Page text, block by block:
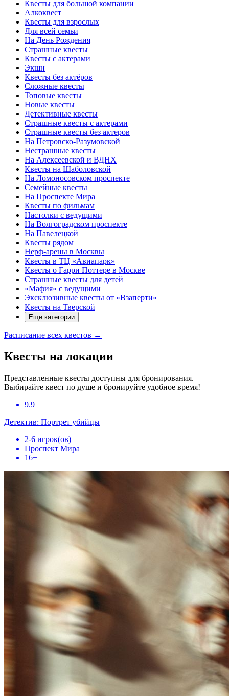
Квесты для большой компании
Алкоквест
Квесты для взрослых
Для всей семьи
На День Рождения
Страшные квесты
Квесты с актерами
Экшн
Квесты без актёров
Сложные квесты
Топовые квесты
Новые квесты
Детективные квесты
Страшные квесты с актерами
Страшные квесты без актеров
На Петровско-Разумовской
Нестрашные квесты
На Алексеевской и ВДНХ
Квесты на Шаболовской
На Ломоносовском проспекте
Семейные квесты
На Проспекте Мира
Квесты по фильмам
Настолки с ведущими
На Волгоградском проспекте
На Павелецкой
Квесты рядом
Нерф-арены в Москвы
Квесты в ТЦ «Авиапарк»
Квесты о Гарри Поттере в Москве
Страшные квесты для детей
«Мафия» с ведущими
Эксклюзивные квесты от «Взаперти»
Квесты на Тверской
Еще категории
Расписание всех квестов →
Квесты на локации
Представленные квесты доступны для бронирования.
Выбирайте квест по душе и бронируйте удобное время!
9.9
Детектив: Портрет убийцы
2-6 игрок(ов)
Проспект Мира
16+